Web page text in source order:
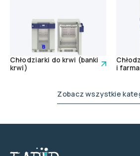
Chłodziarki do krwi (banki
krwi)
i
Zobacz wszystkie